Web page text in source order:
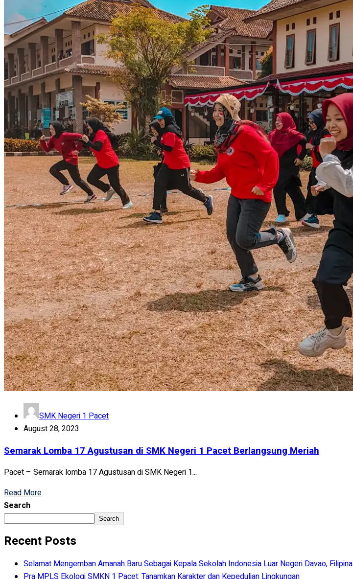
SMK Negeri 1 Pacet
August 28, 2023
Semarak Lomba 17 Agustusan di SMK Negeri 1 Pacet Berlangsung Meriah
Pacet – Semarak lomba 17 Agustusan di SMK Negeri 1...
Read More
Search
Search
Recent Posts
Selamat Mengemban Amanah Baru Sebagai Kepala Sekolah Indonesia Luar Negeri Davao, Filipina
Pra MPLS Ekologi SMKN 1 Pacet: Tanamkan Karakter dan Kepedulian Lingkungan